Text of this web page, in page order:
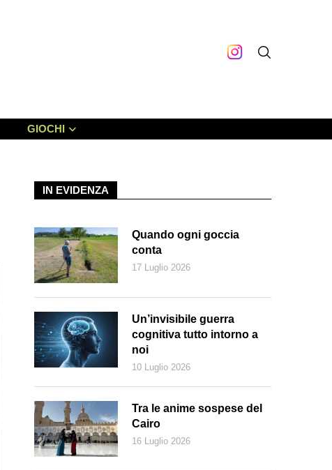
GIOCHI
IN EVIDENZA
Quando ogni goccia
conta
17 Luglio 2026
Un’invisibile guerra
cognitiva tutto intorno a
noi
10 Luglio 2026
Tra le anime sospese del
Cairo
16 Luglio 2026